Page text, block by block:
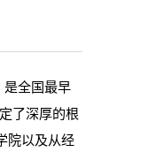
全国最早
了深厚的根
院以及从经